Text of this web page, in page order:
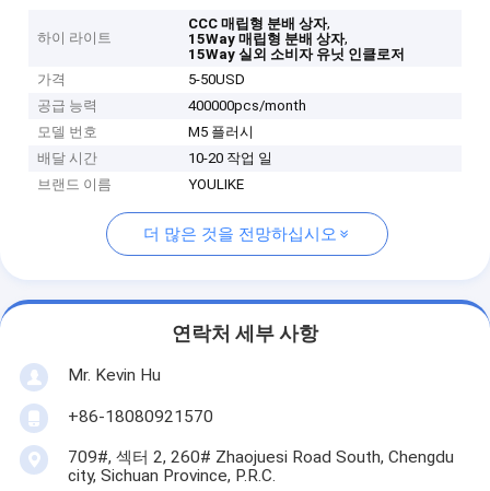
하이 라이트
CCC 매립형 분배 상자,
15Way 매립형 분배 상자,
15Way 실외 소비자 유닛 인클로저
가격
5-50USD
공급 능력
400000pcs/month
모델 번호
M5 플러시
배달 시간
10-20 작업 일
브랜드 이름
YOULIKE
더 많은 것을 전망하십시오
연락처 세부 사항
Mr. Kevin Hu
+86-18080921570
709#, 섹터 2, 260# Zhaojuesi Road South, Chengdu
city, Sichuan Province, P.R.C.